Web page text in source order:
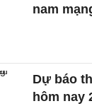
nam
Dự báo
hôm nay